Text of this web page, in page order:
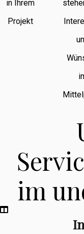
in Ihrem
Projekt
im